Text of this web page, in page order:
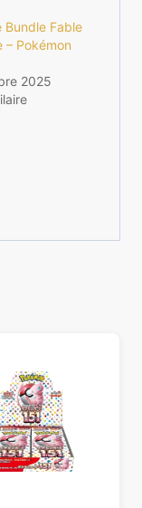
Bundle Fable
– Pokémon
2025